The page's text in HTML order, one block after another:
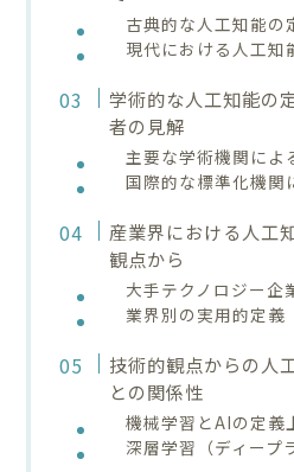
古典的な人工知能の
現代における人工知
学術的な人工知能の
者の見解
主要な学術機関によ
国際的な標準化機関
産業界における人工
観点から
大手テクノロジー企
業界別の実用的定義
技術的観点からの人
との関係性
機械学習とAIの定義
深層学習（ディープ